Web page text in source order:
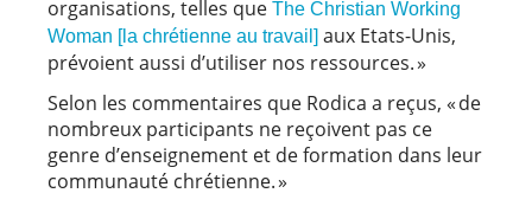
organisations, telles que The Christian Working
Woman [la chrétienne au travail] aux Etats-Unis,
prévoient aussi d’utiliser nos ressources. »
Selon les commentaires que Rodica a reçus, « de
nombreux participants ne reçoivent pas ce
genre d’enseignement et de formation dans leur
communauté chrétienne. »